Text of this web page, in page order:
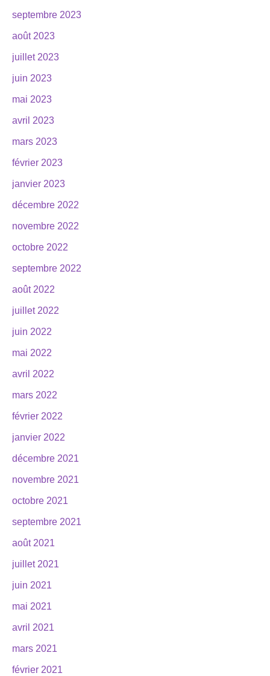
septembre 2023
août 2023
juillet 2023
juin 2023
mai 2023
avril 2023
mars 2023
février 2023
janvier 2023
décembre 2022
novembre 2022
octobre 2022
septembre 2022
août 2022
juillet 2022
juin 2022
mai 2022
avril 2022
mars 2022
février 2022
janvier 2022
décembre 2021
novembre 2021
octobre 2021
septembre 2021
août 2021
juillet 2021
juin 2021
mai 2021
avril 2021
mars 2021
février 2021